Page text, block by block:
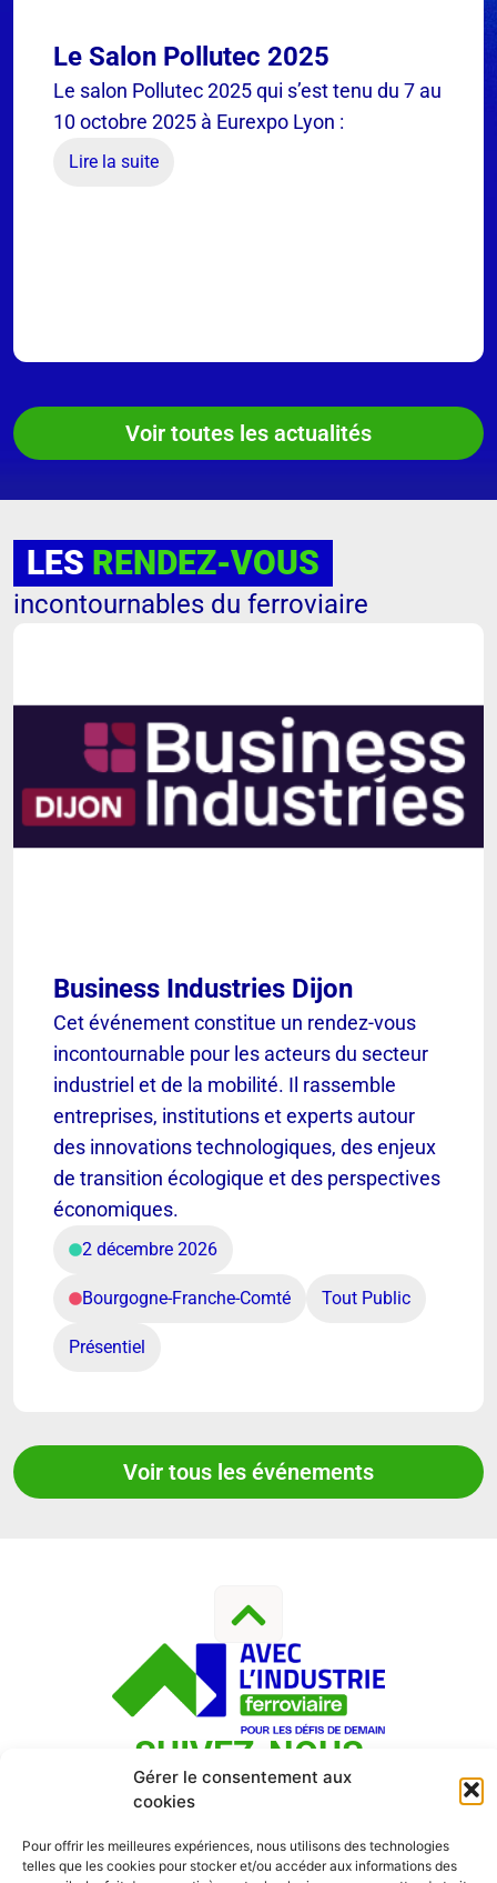
Gérer le consentement aux
cookies
Pour offrir les meilleures expériences, nous utilisons des technologies
telles que les cookies pour stocker et/ou accéder aux informations des
Le Salon Pollutec 2025
Le salon Pollutec 2025 qui s’est tenu du 7 au
10 octobre 2025 à Eurexpo Lyon :
Lire la suite
Voir toutes les actualités
LES RENDEZ-VOUS
incontournables du ferroviaire
Business Industries Dijon
Cet événement constitue un rendez-vous
incontournable pour les acteurs du secteur
industriel et de la mobilité. Il rassemble
entreprises, institutions et experts autour
des innovations technologiques, des enjeux
de transition écologique et des perspectives
économiques.
2 décembre 2026
Bourgogne-Franche-Comté Tout Public
Présentiel
Voir tous les événements
SUIVEZ-NOUS
Contact|Mentions Légales|Politique De Confidentialité